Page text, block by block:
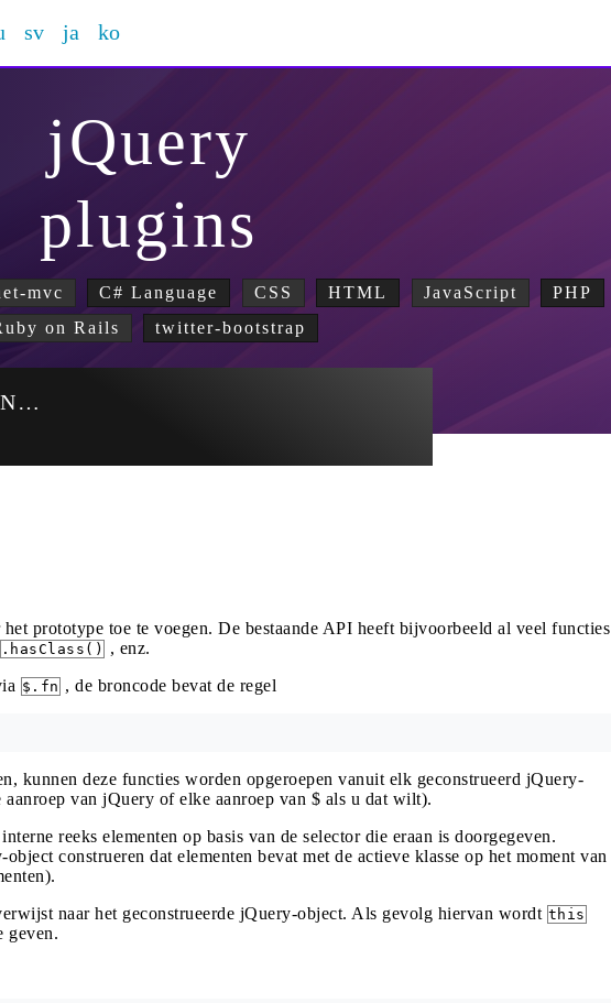
sv ja ko
jQuery
plugins
mvc C# Language CSS HTML JavaScript
PHP
on Rails
twitter-bootstrap
prototype toe te voegen. De bestaande API heeft bijvoorbeeld al veel functies
.hasClass()
, enz.
$.fn , de broncode bevat de regel
kunnen deze functies worden opgeroepen vanuit elk geconstrueerd jQuery-
van jQuery of elke aanroep van $ als u dat wilt).
reeks elementen op basis van de selector die eraan is doorgegeven.
construeren dat elementen bevat met de actieve klasse op het moment van
naar het geconstrueerde jQuery-object. Als gevolg hiervan wordt this
geven.